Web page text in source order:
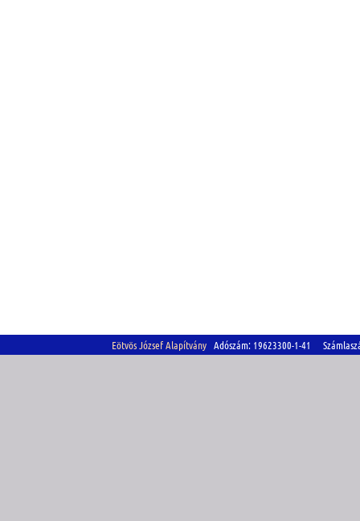
Eötvös József Alapítvány Adószám: 19623300-1-41